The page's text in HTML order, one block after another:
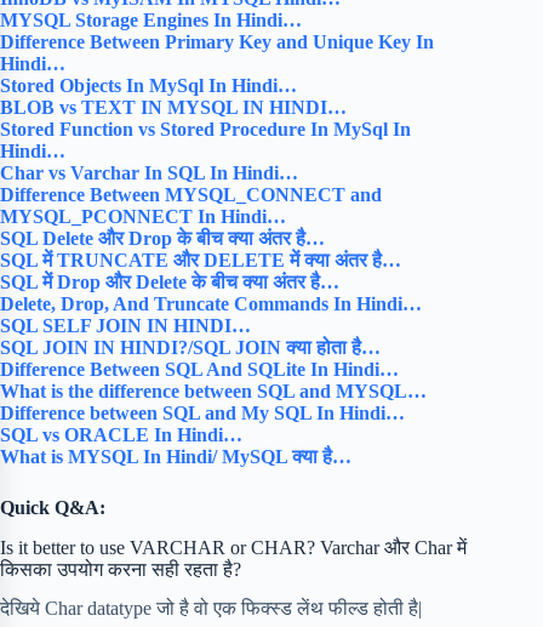
MYSQL Storage Engines In Hindi…
Difference Between Primary Key and Unique Key In
Hindi…
Stored Objects In MySql In Hindi…
BLOB vs TEXT IN MYSQL IN HINDI…
Stored Function vs Stored Procedure In MySql In
Hindi…
Char vs Varchar In SQL In Hindi…
Difference Between MYSQL_CONNECT and
MYSQL_PCONNECT In Hindi…
SQL Delete और Drop के बीच क्या अंतर है…
SQL में TRUNCATE और DELETE में क्या अंतर है…
SQL में Drop और Delete के बीच क्या अंतर है…
Delete, Drop, And Truncate Commands In Hindi…
SQL SELF JOIN IN HINDI…
SQL JOIN IN HINDI?/SQL JOIN क्या होता है…
Difference Between SQL And SQLite In Hindi…
What is the difference between SQL and MYSQL…
Difference between SQL and My SQL In Hindi…
SQL vs ORACLE In Hindi…
What is MYSQL In Hindi/ MySQL क्या है…
Quick Q&A:
Is it better to use VARCHAR or CHAR? Varchar और Char में
किसका उपयोग करना सही रहता है?
देखिये Char datatype जो है वो एक फिक्स्ड लेंथ फील्ड होती है|